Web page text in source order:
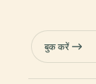
बुक करें